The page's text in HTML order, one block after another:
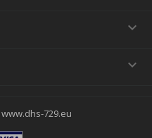


www.dhs-729.eu